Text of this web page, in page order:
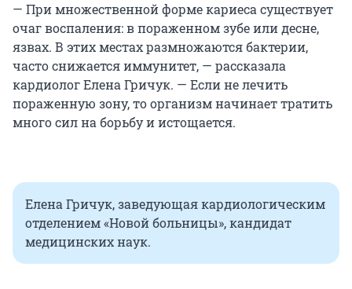
— При множественной форме кариеса существует
очаг воспаления: в пораженном зубе или десне,
язвах. В этих местах размножаются бактерии,
часто снижается иммунитет, — рассказала
кардиолог Елена Гричук. — Если не лечить
пораженную зону, то организм начинает тратить
много сил на борьбу и истощается.
Елена Гричук, заведующая кардиологическим
отделением «Новой больницы», кандидат
медицинских наук.